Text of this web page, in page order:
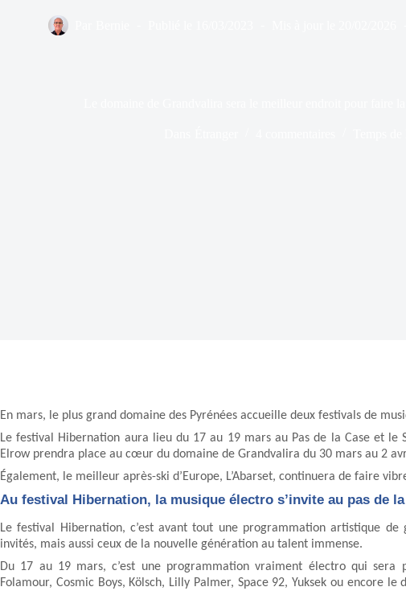
En mars, le plus grand domaine des Pyrénées accueille deux festivals de
Le festival Hibernation aura lieu du 17 au 19 mars au Pas de la Case et
Elrow prendra place au cœur du domaine de Grandvalira du 30 mars au 2
Également, le meilleur après-ski d’Europe, L’Abarset, continuera de faire
Au festival Hibernation, la musique électro s’invite au pas de la
Le festival Hibernation, c’est avant tout une programmation artistique
invités, mais aussi ceux de la nouvelle génération au talent immense.
Du 17 au 19 mars, c’est une programmation vraiment électro qui sera
Folamour, Cosmic Boys, Kölsch, Lilly Palmer, Space 92, Yuksek ou encore